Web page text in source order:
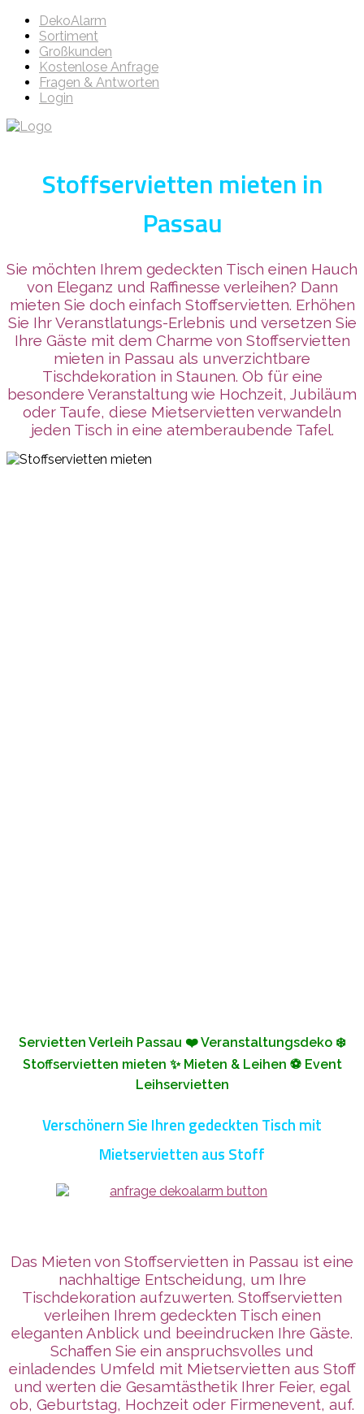
DekoAlarm
Sortiment
Großkunden
Kostenlose Anfrage
Fragen & Antworten
Login
Stoffservietten mieten in
Passau
Sie möchten Ihrem gedeckten Tisch einen Hauch
von Eleganz und Raffinesse verleihen? Dann
mieten Sie doch einfach Stoffservietten. Erhöhen
Sie Ihr Veranstlatungs-Erlebnis und versetzen Sie
Ihre Gäste mit dem Charme von Stoffservietten
mieten in Passau als unverzichtbare
Tischdekoration in Staunen. Ob für eine
besondere Veranstaltung wie Hochzeit, Jubiläum
oder Taufe, diese Mietservietten verwandeln
jeden Tisch in eine atemberaubende Tafel.
Servietten Verleih Passau ❤️ Veranstaltungsdeko ❄️
Stoffservietten mieten ✨ Mieten & Leihen ⚽ Event
Leihservietten
Verschönern Sie Ihren gedeckten Tisch mit
Mietservietten aus Stoff
Das Mieten von Stoffservietten in Passau ist eine
nachhaltige Entscheidung, um Ihre
Tischdekoration aufzuwerten. Stoffservietten
verleihen Ihrem gedeckten Tisch einen
eleganten Anblick und beeindrucken Ihre Gäste.
Schaffen Sie ein anspruchsvolles und
einladendes Umfeld mit Mietservietten aus Stoff
und werten die Gesamtästhetik Ihrer Feier, egal
ob, Geburtstag, Hochzeit oder Firmenevent, auf.